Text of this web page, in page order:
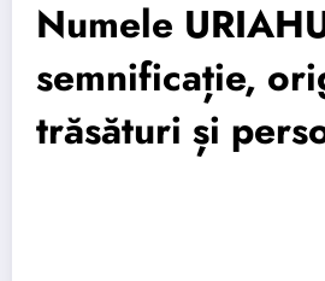
Numele
semnificație,
trăsături și